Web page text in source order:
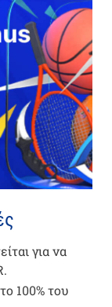
για να
100% του